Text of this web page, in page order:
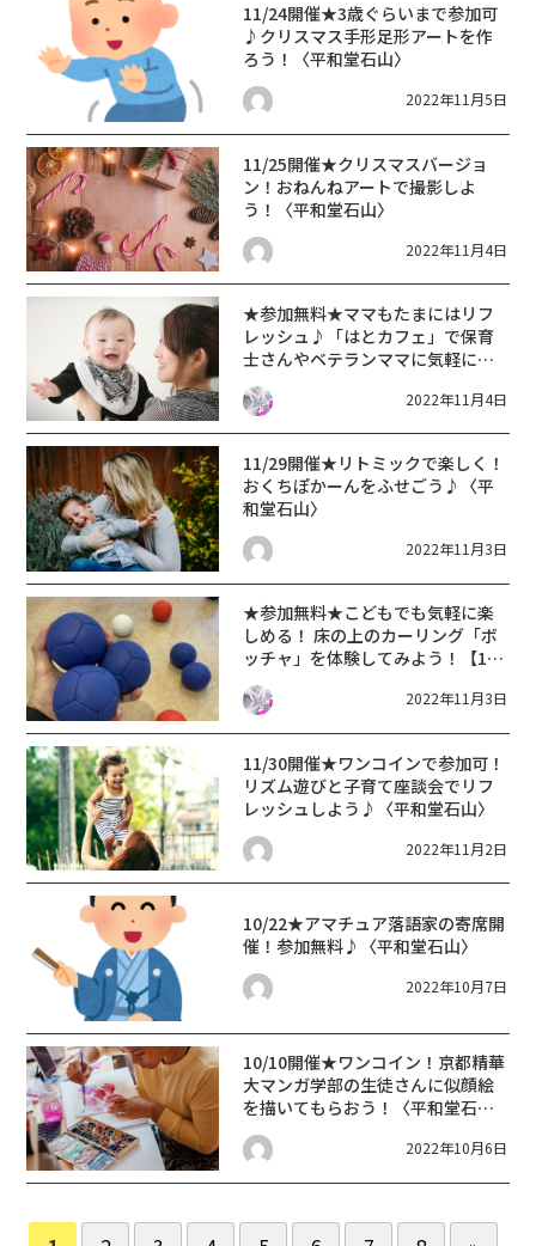
11/24開催★3歳ぐらいまで参加可
♪クリスマス手形足形アートを作
ろう！〈平和堂石山〉
2022年11月5日
11/25開催★クリスマスバージョ
ン！おねんねアートで撮影しよ
う！〈平和堂石山〉
2022年11月4日
★参加無料★ママもたまにはリフ
レッシュ♪「はとカフェ」で保育
士さんやベテランママに気軽に育
児相談してみよう♪【11月15日・
平和堂石山】
2022年11月4日
11/29開催★リトミックで楽しく！
おくちぽかーんをふせごう♪〈平
和堂石山〉
2022年11月3日
★参加無料★こどもでも気軽に楽
しめる！ 床の上のカーリング「ボ
ッチャ」を体験してみよう！【11
月27日・平和堂石山】
2022年11月3日
11/30開催★ワンコインで参加可！
リズム遊びと子育て座談会でリフ
レッシュしよう♪〈平和堂石山〉
2022年11月2日
10/22★アマチュア落語家の寄席開
催！参加無料♪〈平和堂石山〉
2022年10月7日
10/10開催★ワンコイン！京都精華
大マンガ学部の生徒さんに似顔絵
を描いてもらおう！〈平和堂石
山〉
2022年10月6日